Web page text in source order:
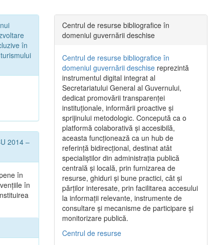
în
2014 –
în
în
Centrul de resurse bibliografice în
domeniul guvernării deschise
Centrul de resurse bibliografice în
domeniul guvernării deschise reprezintă
instrumentul digital integrat al
Secretariatului General al Guvernului,
dedicat promovării transparenței
instituționale, informării proactive și
sprijinului metodologic. Concepută ca o
platformă colaborativă și accesibilă,
aceasta funcționează ca un hub de
referință bidirecțional, destinat atât
specialiștilor din administrația publică
centrală și locală, prin furnizarea de
resurse, ghiduri și bune practici, cât și
părților interesate, prin facilitarea accesului
la informații relevante, instrumente de
consultare și mecanisme de participare și
monitorizare publică.
Centrul de resurse